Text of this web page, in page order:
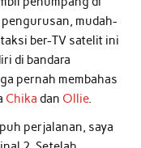
mudah-
ber-TV satelit ini
di bandara
pernah membahas
Chika dan Ollie.
perjalanan, saya